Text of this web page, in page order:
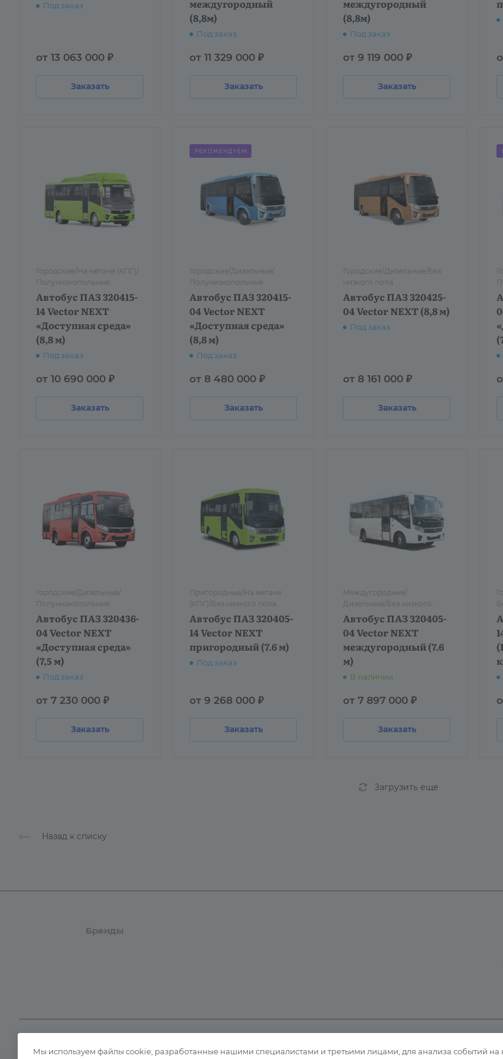
Под заказ
от 13 063 000 ₽
Заказать
междугородный
(8,8м)
Под заказ
от 11 329 000 ₽
Заказать
междугородный
(8,8м)
Под заказ
от 9 119 000 ₽
Заказать
Городские/На метане (КПГ)/
Полунизкопольные
Автобус ПАЗ 320415-
14 Vector NEXT
«Доступная среда»
(8,8 м)
Под заказ
от 10 690 000 ₽
Заказать
РЕКОМЕНДУЕМ
Городские/Дизельные/
Полунизкопольные
Автобус ПАЗ 320415-
04 Vector NEXT
«Доступная среда»
(8,8 м)
Под заказ
от 8 480 000 ₽
Заказать
Городские/Дизельные/Без
низкого пола
Автобус ПАЗ 320425-
04 Vector NEXT (8,8 м)
Под заказ
от 8 161 000 ₽
Заказать
Городские/Дизельные/
Полунизкопольные
Автобус ПАЗ 320436-
04 Vector NEXT
«Доступная среда»
(7,5 м)
Под заказ
от 7 230 000 ₽
Заказать
Пригородные/На метане
(КПГ)/Без низкого пола
Автобус ПАЗ 320405-
14 Vector NEXT
пригородный (7.6 м)
Под заказ
от 9 268 000 ₽
Заказать
Междугородние/
Дизельные/Без низкого
пола
Автобус ПАЗ 320405-
04 Vector NEXT
междугородный (7.6
м)
В наличии
от 7 897 000 ₽
Заказать
Загрузить еще
Назад к списку
Бренды
Мы используем файлы cookie, разработанные нашими специалистами и третьими лицами, для анализа событий на